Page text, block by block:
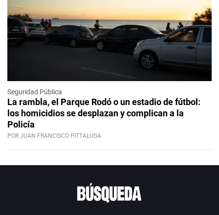
Seguridad Pública
La rambla, el Parque Rodó o un estadio de fútbol:
los homicidios se desplazan y complican a la
Policía
POR JUAN FRANCISCO PITTALUGA